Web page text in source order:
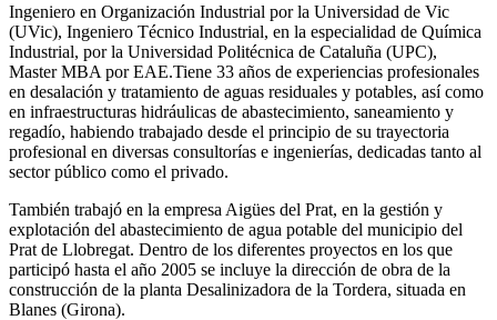
Ingeniero en Organización Industrial por la Universidad de Vic
(UVic), Ingeniero Técnico Industrial, en la especialidad de Química
Industrial, por la Universidad Politécnica de Cataluña (UPC),
Master MBA por EAE.Tiene 33 años de experiencias profesionales
en desalación y tratamiento de aguas residuales y potables, así como
en infraestructuras hidráulicas de abastecimiento, saneamiento y
regadío, habiendo trabajado desde el principio de su trayectoria
profesional en diversas consultorías e ingenierías, dedicadas tanto al
sector público como el privado.
También trabajó en la empresa Aigües del Prat, en la gestión y
explotación del abastecimiento de agua potable del municipio del
Prat de Llobregat. Dentro de los diferentes proyectos en los que
participó hasta el año 2005 se incluye la dirección de obra de la
construcción de la planta Desalinizadora de la Tordera, situada en
Blanes (Girona).